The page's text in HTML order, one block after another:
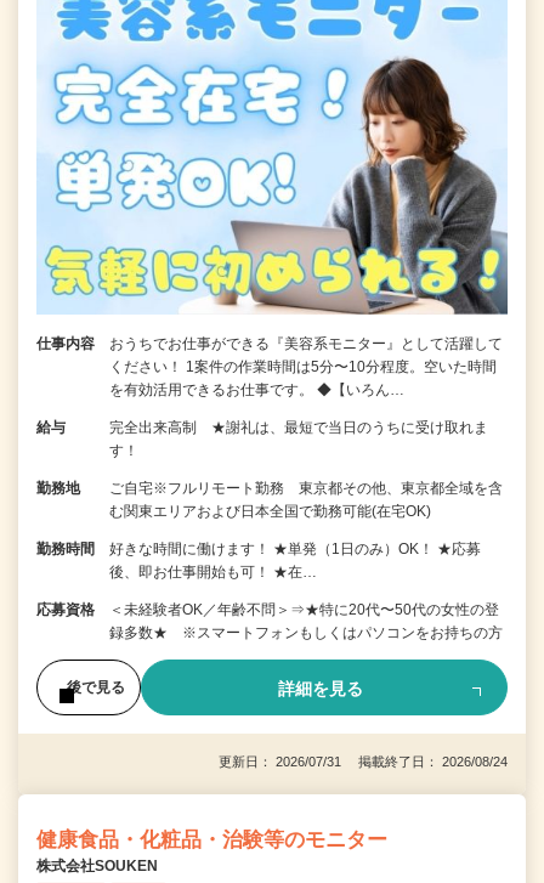
仕事内容
おうちでお仕事ができる『美容系モニター』として活躍して
ください！ 1案件の作業時間は5分〜10分程度。空いた時間
を有効活用できるお仕事です。 ◆【いろん…
給与
完全出来高制 ★謝礼は、最短で当日のうちに受け取れま
す！
勤務地
ご自宅※フルリモート勤務 東京都その他、東京都全域を含
む関東エリアおよび日本全国で勤務可能(在宅OK)
勤務時間
好きな時間に働けます！ ★単発（1日のみ）OK！ ★応募
後、即お仕事開始も可！ ★在…
応募資格
＜未経験者OK／年齢不問＞⇒★特に20代〜50代の女性の登
録多数★ ※スマートフォンもしくはパソコンをお持ちの方
後で見る 詳細を見る
更新日： 2026/07/31 掲載終了日： 2026/08/24
健康食品・化粧品・治験等のモニター
株式会社SOUKEN